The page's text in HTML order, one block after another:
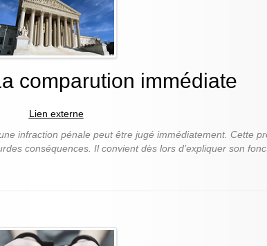
comparution immédiate
Lien externe
infraction pénale peut être jugé immédiatement. Cette
conséquences. Il convient dès lors d’expliquer son